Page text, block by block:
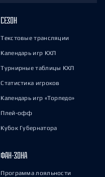
СЕЗОН
Текстовые трансляции
Календарь игр КХЛ
Турнирные таблицы КХЛ
Статистика игроков
Календарь игр «Торпедо»
Плей-офф
Кубок Губернатора
ФАН-ЗОНА
Программа лояльности